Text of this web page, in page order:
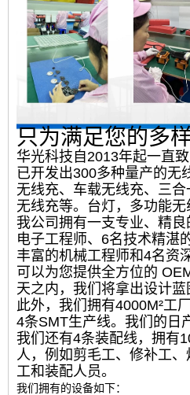
只为满足您的多
华光科技自2013年起一直
已开发出300多种量产的无
无线充、车载无线充、三合
无线充等。台灯，多功能无
我公司拥有一支专业、精
电子工程师、6名技术精湛
丰富的机械工程师和4名资
可以为您提供全方位的
天之内，我们将拿出设计
此外，我们拥有4000M²工
4条SMT生产线。我们的日
我们还有4条装配线，拥有
人，例如剪毛工、修补工
工和装配人员。
我们拥有的设备如下：